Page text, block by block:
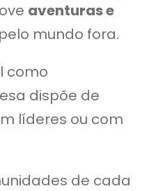
aventuras e
pelo mundo fora.
como
dispõe de
líderes ou com
de cada